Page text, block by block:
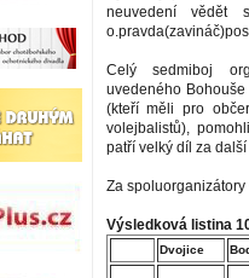
neuvedení vědět
Celý sedmiboj
uvedeného
(kteří měli pro
volejbalistů),
patří velký díl za
Za spoluorganizátory
Výsledková listina
Dvojice